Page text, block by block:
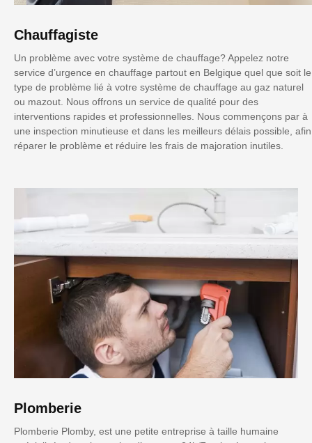
Chauffagiste
Un problème avec votre système de chauffage? Appelez notre
service d’urgence en chauffage partout en Belgique quel que soit le
type de problème lié à votre système de chauffage au gaz naturel
ou mazout. Nous offrons un service de qualité pour des
interventions rapides et professionnelles. Nous commençons par à
une inspection minutieuse et dans les meilleurs délais possible, afin
réparer le problème et réduire les frais de majoration inutiles.
Plomberie
Plomberie Plomby, est une petite entreprise à taille humaine